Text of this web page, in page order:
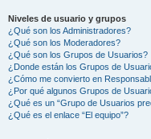
Niveles de usuario y grupos
¿Qué son los Administradores?
¿Qué son los Moderadores?
¿Qué son los Grupos de Usuarios?
¿Donde están los Grupos de
¿Cómo me convierto en
¿Por qué algunos Grupos de
¿Qué es un “Grupo de Usuarios
¿Qué es el enlace “El equipo”?